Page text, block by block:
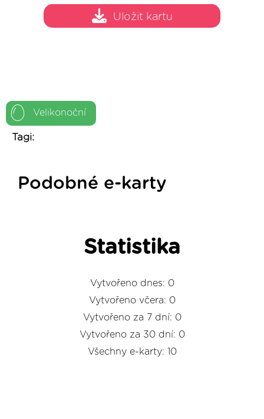
Velikonoční
Tagi:
Uložit kartu
Podobné e-karty
Statistika
Vytvořeno dnes: 0
Vytvořeno včera: 0
Vytvořeno za 7 dní: 0
Vytvořeno za 30 dní: 0
Všechny e-karty: 10